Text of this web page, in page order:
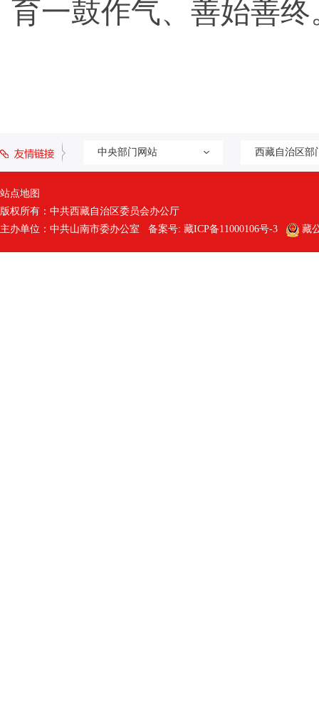
育一鼓作气、善始善终
中央部门网站 西藏自治区部
站点地图
版权所有：中共西藏自治区委员会办公厅
主办单位：中共山南市委办公室 备案号: 藏ICP备11000106号-3 藏